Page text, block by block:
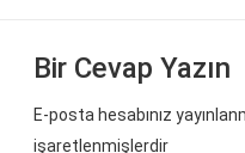
Bir Cevap Yazın
E-posta hesabınız
işaretlenmişlerdir